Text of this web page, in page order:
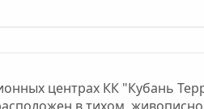
центрах КК "Кубань
в тихом,